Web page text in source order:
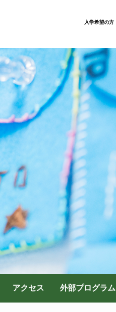
入学希望の方
アクセス 外部プログラム